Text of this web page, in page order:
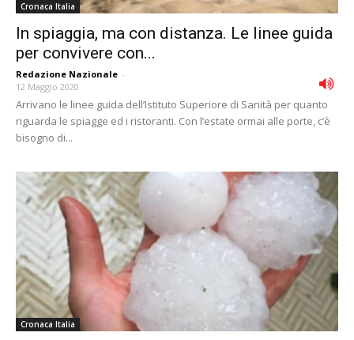
Cronaca Italia
In spiaggia, ma con distanza. Le linee guida
per convivere con...
Redazione Nazionale -
12 Maggio 2020
Arrivano le linee guida dell’Istituto Superiore di Sanità per quanto
riguarda le spiagge ed i ristoranti. Con l’estate ormai alle porte, c’è
bisogno di...
Cronaca Italia